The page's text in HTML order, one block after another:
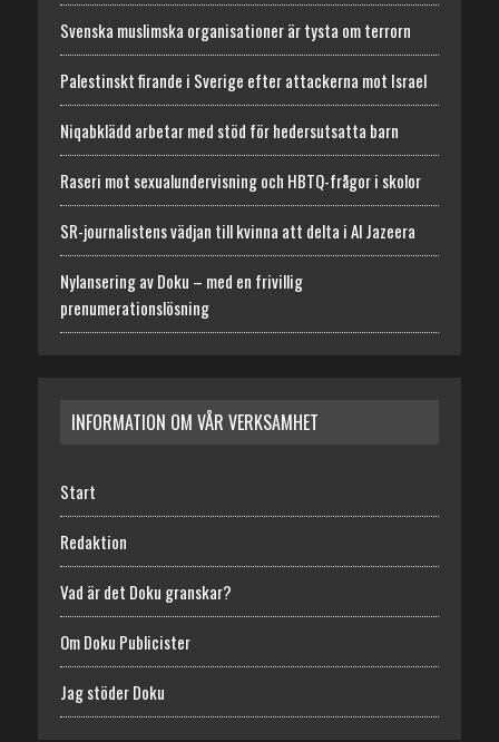
Svenska muslimska organisationer är tysta om terrorn
Palestinskt firande i Sverige efter attackerna mot Israel
Niqabklädd arbetar med stöd för hedersutsatta barn
Raseri mot sexualundervisning och HBTQ-frågor i skolor
SR-journalistens vädjan till kvinna att delta i Al Jazeera
Nylansering av Doku – med en frivillig
prenumerationslösning
INFORMATION OM VÅR VERKSAMHET
Start
Redaktion
Vad är det Doku granskar?
Om Doku Publicister
Jag stöder Doku